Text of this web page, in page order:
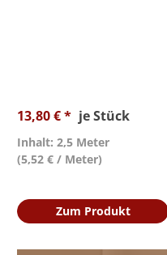
13,80 € * je Stück
Inhalt: 2,5 Meter
(5,52 € / Meter)
Zum Produkt